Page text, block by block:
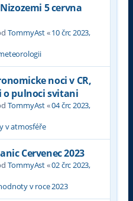
5 cervna
TommyAst«10 črc 2023,
noci v CR,
o pulnoci svitani
TommyAst«04 črc 2023,
v atmosféře
Cervenec 2023
TommyAst«02 črc 2023,
v roce 2023